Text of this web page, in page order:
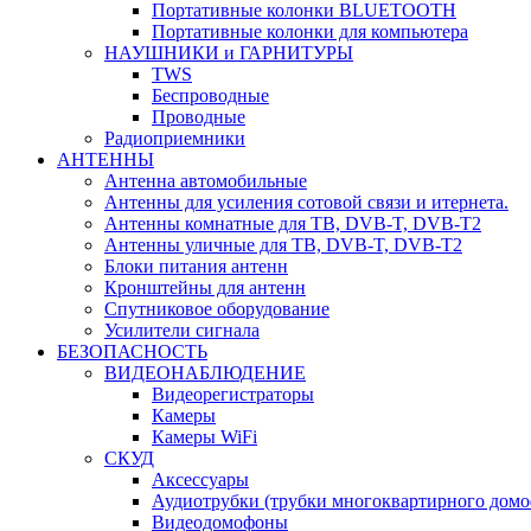
Портативные колонки BLUETOOTH
Портативные колонки для компьютера
НАУШНИКИ и ГАРНИТУРЫ
TWS
Беспроводные
Проводные
Радиоприемники
АНТЕННЫ
Антенна автомобильные
Антенны для усиления сотовой связи и итернета.
Антенны комнатные для ТВ, DVB-T, DVB-T2
Антенны уличные для ТВ, DVB-T, DVB-T2
Блоки питания антенн
Кронштейны для антенн
Спутниковое оборудование
Усилители сигнала
БЕЗОПАСНОСТЬ
ВИДЕОНАБЛЮДЕНИЕ
Видеорегистраторы
Камеры
Камеры WiFi
СКУД
Аксессуары
Аудиотрубки (трубки многоквартирного
Видеодомофоны